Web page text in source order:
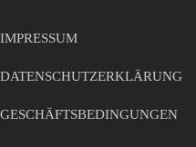
IMPRESSUM
DATENSCHUTZERKLÄRUNG
GESCHÄFTSBEDINGUNGEN